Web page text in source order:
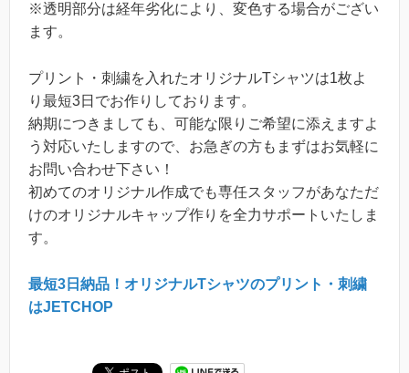
※透明部分は経年劣化により、変色する場合がござい
ます。
プリント・刺繍を入れたオリジナルTシャツは1枚よ
り最短3日でお作りしております。
納期につきましても、可能な限りご希望に添えますよ
う対応いたしますので、お急ぎの方もまずはお気軽に
お問い合わせ下さい！
初めてのオリジナル作成でも専任スタッフがあなただ
けのオリジナルキャップ作りを全力サポートいたしま
す。
最短3日納品！オリジナルTシャツのプリント・刺繍
はJETCHOP